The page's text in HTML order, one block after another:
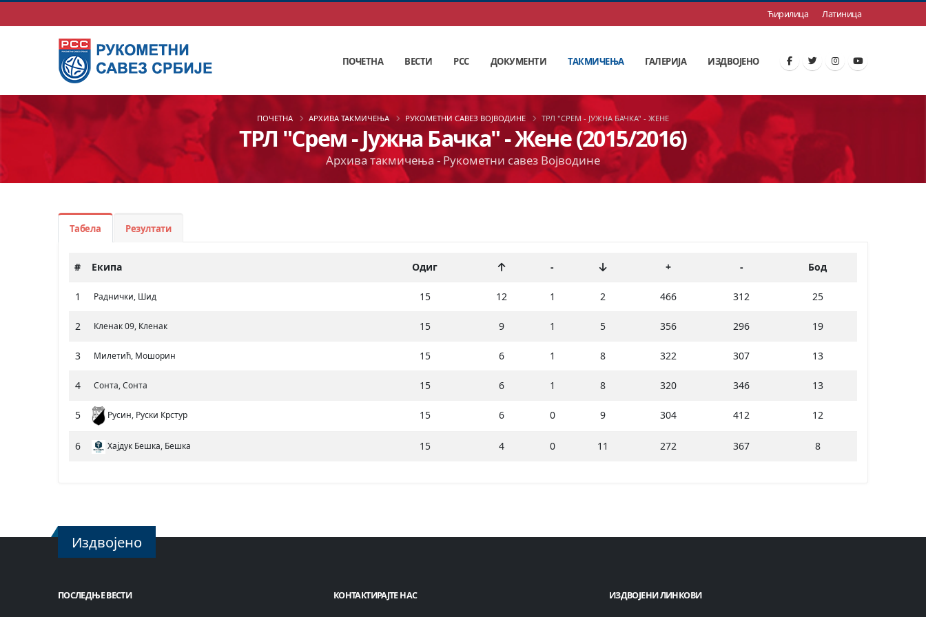
Ћирилица Латиница
ПОЧЕТНА ВЕСТИ РСС ДОКУМЕНТИ ТАКМИЧЕЊА ГАЛЕРИЈА ИЗДВОЈЕНО
ТРЛ "Срем - Јужна Бачка" - Жене (2015/2016)
Архива такмичења - Рукометни савез Војводине
ПОЧЕТНА АРХИВА ТАКМИЧЕЊА РУКОМЕТНИ САВЕЗ ВОЈВОДИНЕ ТРЛ "СРЕМ - ЈУЖНА БАЧКА" - ЖЕНЕ
Табела Резултати
# Екипа Одиг - + - Бод
1 Раднички, Шид 15 12 1 2 466 312 25
2 Кленак 09, Кленак 15 9 1 5 356 296 19
3 Милетић, Мошорин 15 6 1 8 322 307 13
4 Сонта, Сонта 15 6 1 8 320 346 13
5 Русин, Руски Крстур 15 6 0 9 304 412 12
6 Хајдук Бешка, Бешка 15 4 0 11 272 367 8
Издвојено
ПОСЛЕДЊЕ ВЕСТИ КОНТАКТИРАЈТЕ НАС ИЗДВОЈЕНИ ЛИНКОВИ